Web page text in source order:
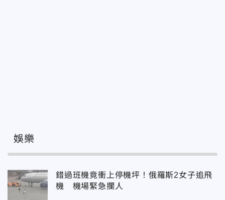
娛樂
錯過班機竟衝上停機坪！俄羅斯2女子追飛
機 機場緊急攔人